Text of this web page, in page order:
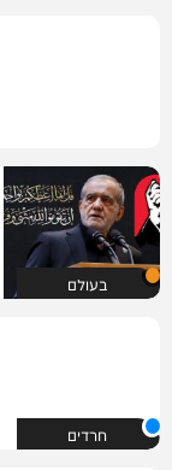
בעולם
חרדים